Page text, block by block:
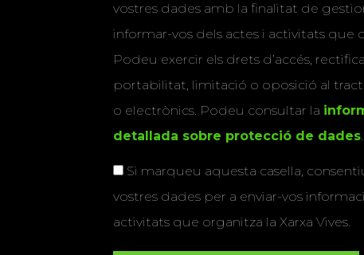
vostres dades amb la finalitat de
informar-vos dels actes i activitats que
Podeu exercir els drets d’accés,
portabilitat, limitació o oposició al
o electrònics. Podeu consultar la
detallada sobre protecció de dades.
Si marqueu aquesta casella,
vostres dades per a enviar-vos
activitats que organitza la Xarxa Vives.